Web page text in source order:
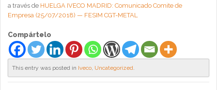
a través de HUELGA IVECO MADRID: Comunicado Comite de
Empresa (25/07/2018) — FESIM CGT-METAL
Compártelo
This entry was posted in Iveco, Uncategorized.